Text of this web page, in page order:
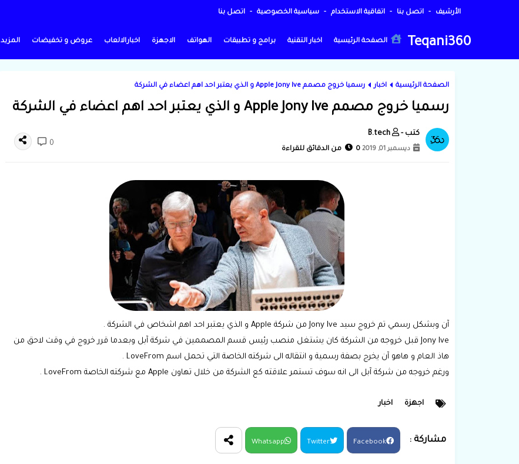
الأرشيف اتصل بنا اتفاقية الاستخدام سياسية الخصوصية اتصل بنا
Teqani360 الصفحة الرئيسية اخبار التقنية برامج و تطبيقات الهواتف الاجهزة اخبارالالعاب عروض و تخفيضات المزيد
الصفحة الرئيسية اخبار رسميا خروج مصمم Apple Jony Ive و الذي يعتبر احد اهم اعضاء في الشركة
رسميا خروج مصمم Apple Jony Ive و الذي يعتبر احد اهم اعضاء في الشركة
B.tech
ديسمبر 01, 2019 0 من الدقائق للقراءة
0
آن وبشكل رسمي تم خروج سيد Jony Ive من شركة Apple و الذي يعتبر احد اهم اشخاص في الشركة .
Jony Ive قبل خروجه من الشركة كان يشتغل منصب رئيس قسم المصممين في شركة آبل وبعدما قرر خروج في وقت لاحق من
هاذ العام و هاهو آن يخرج بصفة رسمية و انتقاله الى شركته الخاصة التي تحمل اسم LoveFrom .
ورغم خروجه من شركة آبل الى انه سوف تستمر علاقته كع الشركة من خلال تهاون Apple مع شركته الخاصة LoveFrom .
اجهزة اخبار
Facebook
Twitter
Whatsapp